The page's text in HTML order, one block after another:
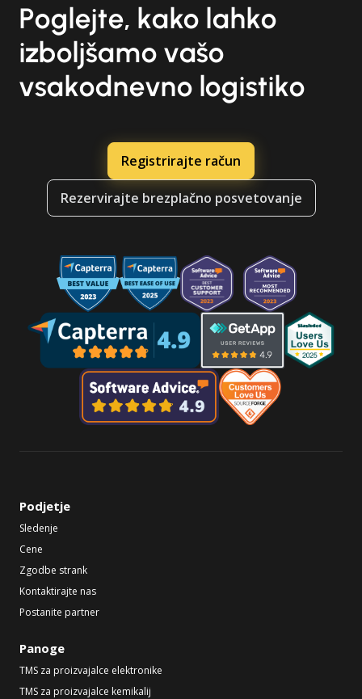
Poglejte, kako lahko
izboljšamo vašo
vsakodnevno logistiko
Registrirajte račun
Rezervirajte brezplačno posvetovanje
Podjetje
Sledenje
Cene
Zgodbe strank
Kontaktirajte nas
Postanite partner
Panoge
TMS za proizvajalce elektronike
TMS za proizvajalce kemikalij